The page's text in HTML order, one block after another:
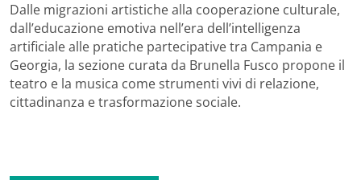
Dalle migrazioni artistiche alla cooperazione culturale,
dall’educazione emotiva nell’era dell’intelligenza
artificiale alle pratiche partecipative tra Campania e
Georgia, la sezione curata da Brunella Fusco propone il
teatro e la musica come strumenti vivi di relazione,
cittadinanza e trasformazione sociale.